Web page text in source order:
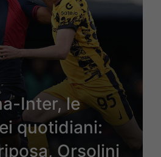
Inter, le
quotidiani:
Orsolini